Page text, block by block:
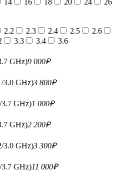
14 16 18 20 24
26
2.2 2.3 2.4 2.5
2.6
3.3 3.4 3.6
GHz)9 000₽
3.0 GHz)3 800₽
3.7 GHz)1 000₽
GHz)2 200₽
3.0 GHz)3 300₽
3.7 GHz)11 000₽